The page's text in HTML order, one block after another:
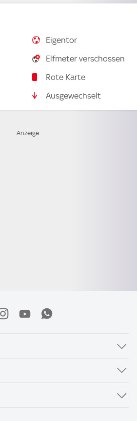
Eigentor
Elfmeter verschossen
Rote Karte
Ausgewechselt